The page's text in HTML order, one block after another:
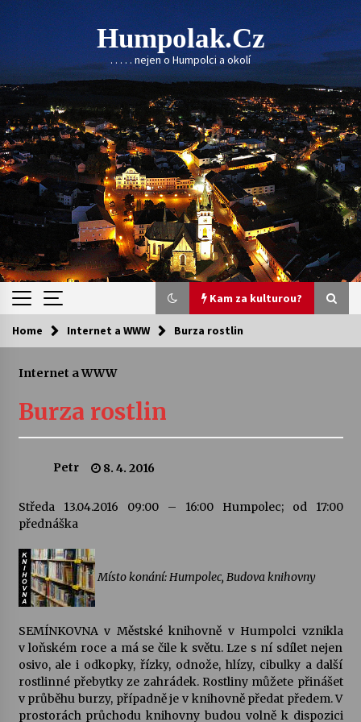
Skip
to
content
Humpolak.cz
. . . . . nejen o Humpolci a okolí
Kam za kulturou?
Kam za kulturou?
Sukuba Ensemble
4. 8. 2026
Vernisáž výstavy Josefíny Duškové: Stávám se
kapkou
28. 7. 2026
Letní koncerty ve Stromovce: Kolchoz a
Jenakaši
28. 7. 2026
Home Internet a WWW Burza rostlin
Internet a WWW
Burza rostlin
Petr 8. 4. 2016
Středa 13.04.2016 09:00 – 16:00 Humpolec; od 17:00
přednáška
Místo konání: Humpolec, Budova knihovny
SEMÍNKOVNA v Městské knihovně v Humpolci vznikla
v loňském roce a má se čile k světu. Lze s ní sdílet nejen
osivo, ale i odkopky, řízky, odnože, hlízy, cibulky a další
rostlinné přebytky ze zahrádek. Rostliny můžete přinášet
v průběhu burzy, případně je v knihovně předat předem. V
prostorách průchodu knihovny budou volně k dispozici